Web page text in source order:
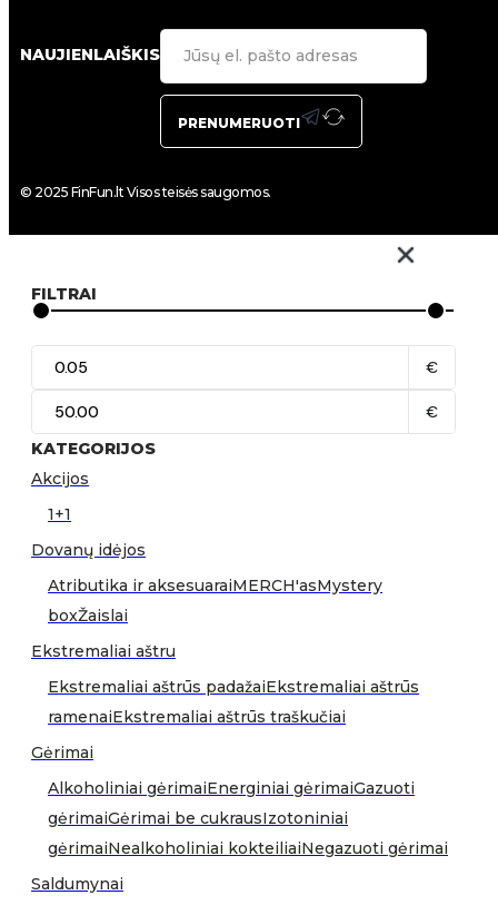
NAUJIENLAIŠKIS
PRENUMERUOTI
© 2025 FinFun.lt Visos teisės saugomos.
FILTRAI
€
€
KATEGORIJOS
Akcijos
1+1
Dovanų idėjos
Atributika ir aksesuaraiMERCH'asMystery
boxŽaislai
Ekstremaliai aštru
Ekstremaliai aštrūs padažaiEkstremaliai aštrūs
ramenaiEkstremaliai aštrūs traškučiai
Gėrimai
Alkoholiniai gėrimaiEnerginiai gėrimaiGazuoti
gėrimaiGėrimai be cukrausIzotoniniai
gėrimaiNealkoholiniai kokteiliaiNegazuoti gėrimai
Saldumynai